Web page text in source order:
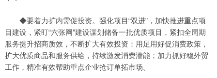
◆要着力扩内需促投资。强化项目“双进”，加快推进重点项
目建设，紧盯“六张网”建设谋划储备一批优质项目，紧扣全周期
服务提升招商质效，不断扩大有效投资；用足用好促消费政策，
扩大优质商品和服务供给，持续激发消费潜能；加力抓好稳外贸
工作，精准有效帮助重点企业抢订单拓市场。